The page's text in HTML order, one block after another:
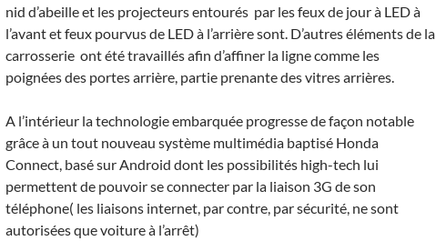
nid d’abeille et les projecteurs entourés par les feux de jour à LED à
l’avant et feux pourvus de LED à l’arrière sont. D’autres éléments de la
carrosserie ont été travaillés afin d’affiner la ligne comme les
poignées des portes arrière, partie prenante des vitres arrières.
A l’intérieur la technologie embarquée progresse de façon notable
grâce à un tout nouveau système multimédia baptisé Honda
Connect, basé sur Android dont les possibilités high-tech lui
permettent de pouvoir se connecter par la liaison 3G de son
téléphone( les liaisons internet, par contre, par sécurité, ne sont
autorisées que voiture à l’arrêt)